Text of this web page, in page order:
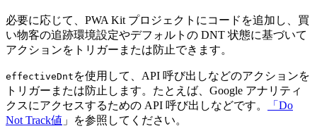
必要に応じて、PWA Kit プロジェクトにコードを追加し、買
い物客の追跡環境設定やデフォルトの DNT 状態に基づいて
アクションをトリガーまたは防止できます。
effectiveDnt を使用して、API 呼び出しなどのアクションを
トリガーまたは防止します。たとえば、Google アナリティ
クスにアクセスするための API 呼び出しなどです。
「Do
Not Track値 」を参照してください。